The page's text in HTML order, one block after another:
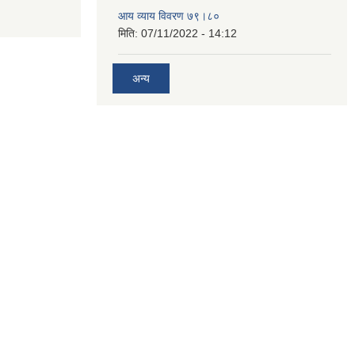
आय व्याय विवरण ७९।८०
मिति: 07/11/2022 - 14:12
अन्य